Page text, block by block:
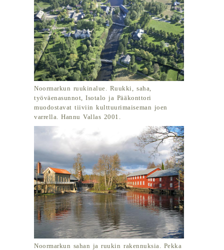
Noormarkun ruukinalue. Ruukki, saha,
työväenasunnot, Isotalo ja Pääkonttori
muodostavat tiiviin kulttuurimaiseman joen
varrella. Hannu Vallas 2001.
Noormarkun sahan ja ruukin rakennuksia. Pekka